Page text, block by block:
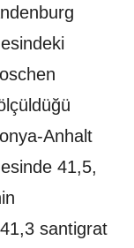
Anhalt
41,5,
santigrat